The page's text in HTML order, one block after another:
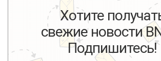
Хотите
свежие новости
Подпишитесь!